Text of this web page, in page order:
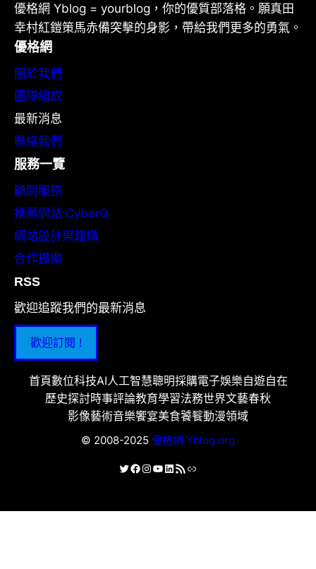
優格網 Yblog = yourblog，你的優質部落格。願真田
幸村紅鎧策馬赤備突擊的身影，帶給我們更多的勇氣。
優格網
關於我們
團隊組成
最新消息
聯絡我們
服務一覽
顧問服務
推薦網站:CyberQ
網站設計與建構
合作提案
RSS
歡迎追蹤我們的最新消息
歡迎訂閱 !
首頁數位科技AI人工智慧聰明採購電子娛樂自遊自在
歷史探討時事評論教育學習法務世界文藝春秋
影像藝術音樂饗宴美食饕餮動漫領域
© 2008-2025 優格網 Yblog.org
X Facebook
Instagram
YouTube
LinkedIn
RSS 資訊提供連結